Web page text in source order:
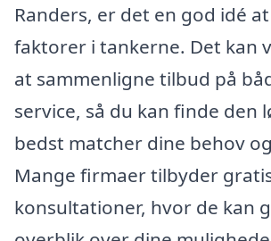
Randers, er det en god idé
faktorer i tankerne. Det kan
at sammenligne tilbud på
service, så du kan finde den
bedst matcher dine behov
Mange firmaer tilbyder
konsultationer, hvor de kan